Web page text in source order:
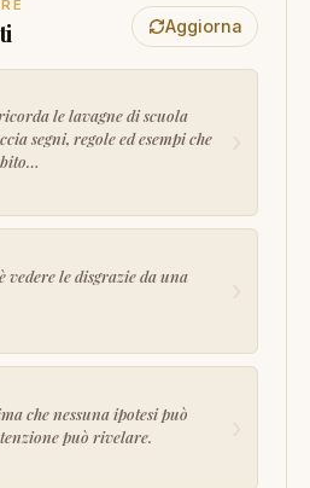
Aggiorna
le lavagne di scuola
segni, regole ed esempi che
le disgrazie da una
che nessuna ipotesi può
può rivelare.